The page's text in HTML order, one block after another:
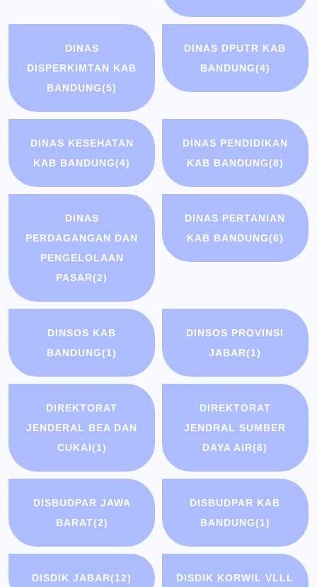
DINAS
DISPERKIMTAN KAB
BANDUNG(5)
DINAS DPUTR KAB
BANDUNG(4)
DINAS KESEHATAN
KAB BANDUNG(4)
DINAS PENDIDIKAN
KAB BANDUNG(8)
DINAS
PERDAGANGAN DAN
PENGELOLAAN
PASAR(2)
DINAS PERTANIAN
KAB BANDUNG(6)
DINSOS KAB
BANDUNG(1)
DINSOS PROVINSI
JABAR(1)
DIREKTORAT
JENDERAL BEA DAN
CUKAI(1)
DIREKTORAT
JENDRAL SUMBER
DAYA AIR(8)
DISBUDPAR JAWA
BARAT(2)
DISBUDPAR KAB
BANDUNG(1)
DISDIK JABAR(12) DISDIK KORWIL VLLL